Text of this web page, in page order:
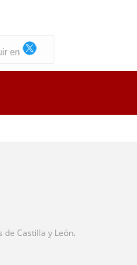
en
Castilla y León.